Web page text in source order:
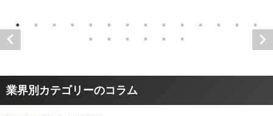
業界別カテゴリーのコラム